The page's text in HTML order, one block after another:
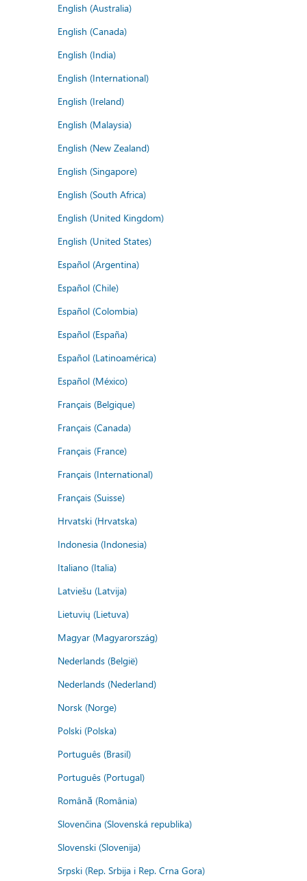
English (Australia)
English (Canada)
English (India)
English (International)
English (Ireland)
English (Malaysia)
English (New Zealand)
English (Singapore)
English (South Africa)
English (United Kingdom)
English (United States)
Español (Argentina)
Español (Chile)
Español (Colombia)
Español (España)
Español (Latinoamérica)
Español (México)
Français (Belgique)
Français (Canada)
Français (France)
Français (International)
Français (Suisse)
Hrvatski (Hrvatska)
Indonesia (Indonesia)
Italiano (Italia)
Latviešu (Latvija)
Lietuvių (Lietuva)
Magyar (Magyarország)
Nederlands (België)
Nederlands (Nederland)
Norsk (Norge)
Polski (Polska)
Português (Brasil)
Português (Portugal)
Română (România)
Slovenčina (Slovenská republika)
Slovenski (Slovenija)
Srpski (Rep. Srbija i Rep. Crna Gora)